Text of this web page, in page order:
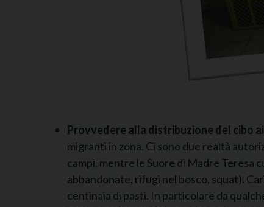
Provvedere alla distribuzione del cibo
migranti in zona. Ci sono due realtà
campi, mentre le Suore di Madre Teresa
abbandonate, rifugi nel bosco, squat).
centinaia di pasti. In particolare da